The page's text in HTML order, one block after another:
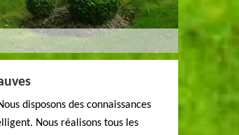
disposons des connaissances
Nous réalisons tous les